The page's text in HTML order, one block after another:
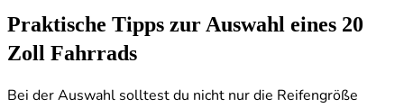
Praktische Tipps zur Auswahl eines 20
Zoll Fahrrads
Bei der Auswahl solltest du nicht nur die Reifengröße